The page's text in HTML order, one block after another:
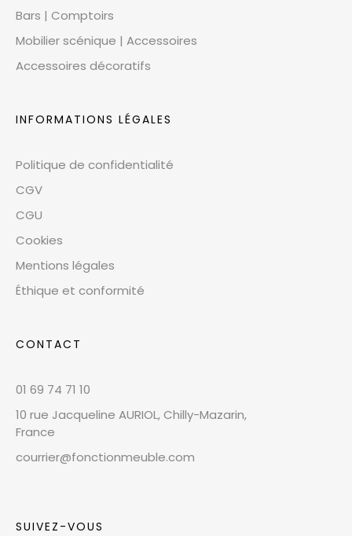
Bars | Comptoirs
Mobilier scénique | Accessoires
Accessoires décoratifs
INFORMATIONS LÉGALES
Politique de confidentialité
CGV
CGU
Cookies
Mentions légales
Éthique et conformité
CONTACT
01 69 74 71 10
10 rue Jacqueline AURIOL, Chilly-Mazarin,
France
courrier@fonctionmeuble.com
SUIVEZ-VOUS